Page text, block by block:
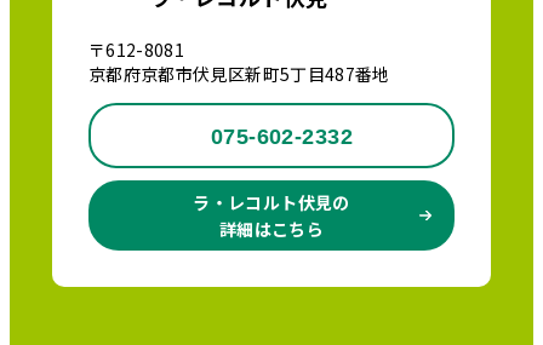
〒612-8081
京都府京都市伏見区新町5丁目487番地
075-602-2332
ラ・レコルト伏見の
詳細はこちら